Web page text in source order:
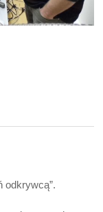
odkrywcą”.